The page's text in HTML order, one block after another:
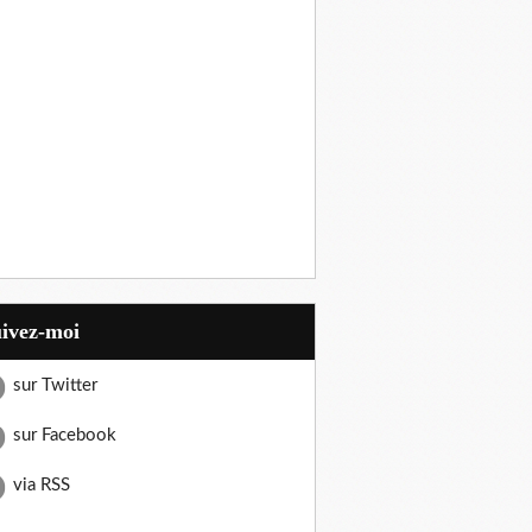
moi
sur Twitter
sur Facebook
via RSS